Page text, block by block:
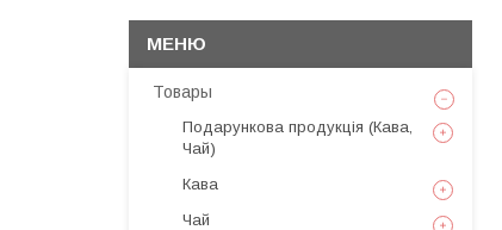
Товары
Подарункова продукція (Кава,
Чай)
Кава
Чай